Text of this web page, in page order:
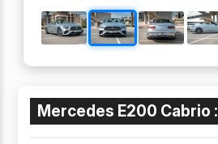
Mercedes E200 Cabrio :